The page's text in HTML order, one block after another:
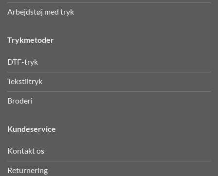
Arbejdstøj med tryk
Trykmetoder
DTF-tryk
Tekstiltryk
Broderi
Kundeservice
Kontakt os
Returnering